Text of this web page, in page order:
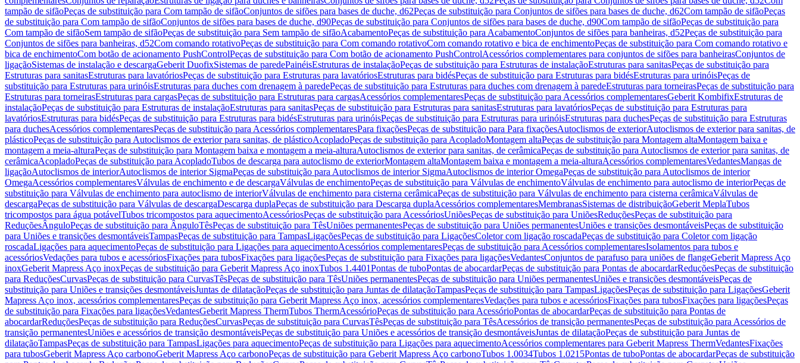
tampão de sifãoPeças de substituição para Com tampão de sifãoConjuntos de sifões para bases de duche, d62Peças de substituição para Conjuntos de sifões para bases de duche, d62Com tampão de sifãoPeças
de substituição para Com tampão de sifãoConjuntos de sifões para bases de duche, d90Peças de substituição para Conjuntos de sifões para bases de duche, d90Com tampão de sifãoPeças de substituição para
Com tampão de sifãoSem tampão de sifãoPeças de substituição para Sem tampão de sifãoAcabamentoPeças de substituição para AcabamentoConjuntos de sifões para banheiras, d52Peças de substituição para
Conjuntos de sifões para banheiras, d52Com comando rotativoPeças de substituição para Com comando rotativoCom comando rotativo e bica de enchimentoPeças de substituição para Com comando rotativo e
bica de enchimentoCom botão de acionamento PushControlPeças de substituição para Com botão de acionamento PushControlAcessórios complementares para conjuntos de sifões para banheirasConjuntos de
ligaçãoSistemas de instalação e descargaGeberit DuofixSistemas de paredePainéisEstruturas de instalaçãoPeças de substituição para Estruturas de instalaçãoEstruturas para sanitasPeças de substituição para
Estruturas para sanitasEstruturas para lavatóriosPeças de substituição para Estruturas para lavatóriosEstruturas para bidésPeças de substituição para Estruturas para bidésEstruturas para urinóisPeças de
substituição para Estruturas para urinóisEstruturas para duches com drenagem à paredePeças de substituição para Estruturas para duches com drenagem à paredeEstruturas para torneirasPeças de substituição para
Estruturas para torneirasEstruturas para cargasPeças de substituição para Estruturas para cargasAcessórios complementaresPeças de substituição para Acessórios complementaresGeberit KombifixEstruturas de
instalaçãoPeças de substituição para Estruturas de instalaçãoEstruturas para sanitasPeças de substituição para Estruturas para sanitasEstruturas para lavatóriosPeças de substituição para Estruturas para
lavatóriosEstruturas para bidésPeças de substituição para Estruturas para bidésEstruturas para urinóisPeças de substituição para Estruturas para urinóisEstruturas para duchesPeças de substituição para Estruturas
para duchesAcessórios complementaresPeças de substituição para Acessórios complementaresPara fixaçõesPeças de substituição para Para fixaçõesAutoclismos de exteriorAutoclismos de exterior para sanitas, de
plásticoPeças de substituição para Autoclismos de exterior para sanitas, de plásticoAcopladoPeças de substituição para AcopladoMontagem altaPeças de substituição para Montagem altaMontagem baixa e
montagem a meia-alturaPeças de substituição para Montagem baixa e montagem a meia-alturaAutoclismos de exterior para sanitas, de cerâmicaPeças de substituição para Autoclismos de exterior para sanitas, de
cerâmicaAcopladoPeças de substituição para AcopladoTubos de descarga para autoclismo de exteriorMontagem altaMontagem baixa e montagem a meia-alturaAcessórios complementaresVedantesMangas de
ligaçãoAutoclismos de interiorAutoclismos de interior SigmaPeças de substituição para Autoclismos de interior SigmaAutoclismos de interior OmegaPeças de substituição para Autoclismos de interior
OmegaAcessórios complementaresVálvulas de enchimento e de descargaVálvulas de enchimentoPeças de substituição para Válvulas de enchimentoVálvulas de enchimento para autoclismo de interiorPeças de
substituição para Válvulas de enchimento para autoclismo de interiorVálvulas de enchimento para cisterna cerâmicaPeças de substituição para Válvulas de enchimento para cisterna cerâmicaVálvulas de
descargaPeças de substituição para Válvulas de descargaDescarga duplaPeças de substituição para Descarga duplaAcessórios complementaresMembranasSistemas de distribuiçãoGeberit MeplaTubos
tricompostos para água potávelTubos tricompostos para aquecimentoAcessóriosPeças de substituição para AcessóriosUniõesPeças de substituição para UniõesReduçõesPeças de substituição para
ReduçõesÂnguloPeças de substituição para ÂnguloTêsPeças de substituição para TêsUniões permanentesPeças de substituição para Uniões permanentesUniões e transições desmontáveisPeças de substituição
para Uniões e transições desmontáveisTampasPeças de substituição para TampasLigaçõesPeças de substituição para LigaçõesColetor com ligação roscadaPeças de substituição para Coletor com ligação
roscadaLigações para aquecimentoPeças de substituição para Ligações para aquecimentoAcessórios complementaresPeças de substituição para Acessórios complementaresIsolamentos para tubos e
acessóriosVedações para tubos e acessóriosFixações para tubosFixações para ligaçõesPeças de substituição para Fixações para ligaçõesVedantesConjuntos de parafuso para uniões de flangeGeberit Mapress Aço
inoxGeberit Mapress Aço inoxPeças de substituição para Geberit Mapress Aço inoxTubos 1.4401Pontas de tuboPontas de abocardarPeças de substituição para Pontas de abocardarReduçõesPeças de substituição
para ReduçõesCurvasPeças de substituição para CurvasTêsPeças de substituição para TêsUniões permanentesPeças de substituição para Uniões permanentesUniões e transições desmontáveisPeças de
substituição para Uniões e transições desmontáveisJuntas de dilataçãoPeças de substituição para Juntas de dilataçãoTampasPeças de substituição para TampasLigaçõesPeças de substituição para LigaçõesGeberit
Mapress Aço inox, acessórios complementaresPeças de substituição para Geberit Mapress Aço inox, acessórios complementaresVedações para tubos e acessóriosFixações para tubosFixações para ligaçõesPeças
de substituição para Fixações para ligaçõesVedantesGeberit Mapress ThermTubos ThermAcessórioPeças de substituição para AcessórioPontas de abocardarPeças de substituição para Pontas de
abocardarReduçõesPeças de substituição para ReduçõesCurvasPeças de substituição para CurvasTêsPeças de substituição para TêsAcessórios de transição permanentesPeças de substituição para Acessórios de
transição permanentesUniões e acessórios de transição desmontáveisPeças de substituição para Uniões e acessórios de transição desmontáveisJuntas de dilataçãoPeças de substituição para Juntas de
dilataçãoTampasPeças de substituição para TampasLigações para aquecimentoPeças de substituição para Ligações para aquecimentoAcessórios complementares para Geberit Mapress ThermVedantesFixações
para tubosGeberit Mapress Aço carbonoGeberit Mapress Aço carbonoPeças de substituição para Geberit Mapress Aço carbonoTubos 1.0034Tubos 1.0215Pontas de tuboPontas de abocardarPeças de substituição